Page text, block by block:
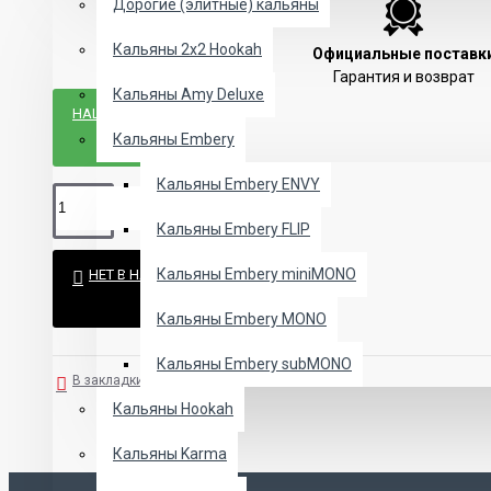
Дорогие (элитные) кальяны
Кальяны 2х2 Hookah
Кальяны Amy Deluxe
Кальяны Embery
Кальяны Embery ENVY
Кальяны Embery FLIP
Кальяны Embery miniMONO
Кальяны Embery MONO
Кальяны Embery subMONO
Кальяны Hookah
Кальяны Karma
Официальные
Гарантия и возврат
НАШЛИ ДЕШЕВЛЕ?
НЕТ В НАЛИЧИИ
В закладки